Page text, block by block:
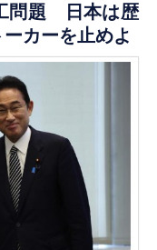
問題 日本は歴
カーを止めよ